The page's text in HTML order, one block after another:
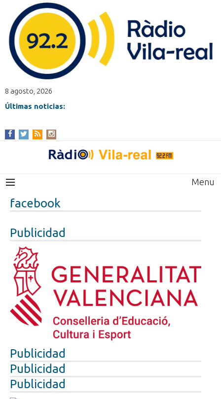
8 agosto, 2026
Últimas noticias:
Menu
facebook
Publicidad
Publicidad
Publicidad
Publicidad